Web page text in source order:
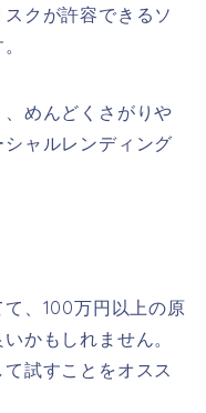
クが許容できるソ
めんどくさがりや
ャルレンディング
、100万円以上の原
かもしれません。
試すことをオスス